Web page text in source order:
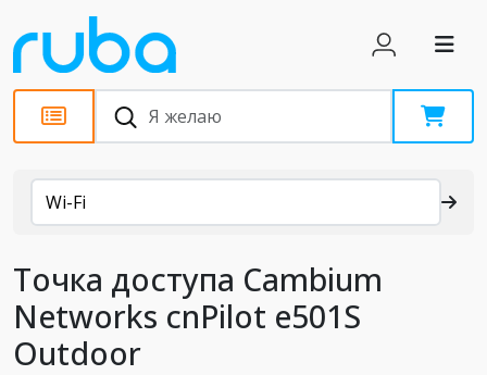
Каталог
Wi-Fi
Точка доступа Cambium
Networks cnPilot e501S
Outdoor